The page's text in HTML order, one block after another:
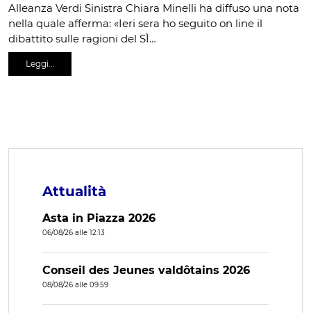
Alleanza Verdi Sinistra Chiara Minelli ha diffuso una nota
nella quale afferma: «Ieri sera ho seguito on line il
dibattito sulle ragioni del SÌ…
Leggi…
Attualità
Asta in Piazza 2026
06/08/26 alle 12:13
Conseil des Jeunes valdôtains 2026
08/08/26 alle 09:59